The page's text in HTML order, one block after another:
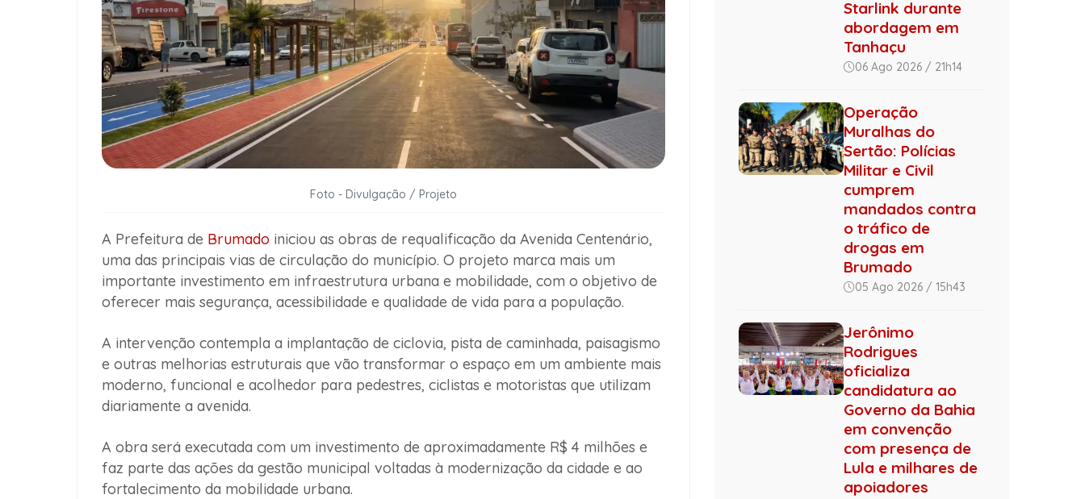
Foto - Divulgação / Projeto
A Prefeitura de Brumado iniciou as obras de requalificação da Avenida Centenário,
uma das principais vias de circulação do município. O projeto marca mais um
importante investimento em infraestrutura urbana e mobilidade, com o objetivo de
oferecer mais segurança, acessibilidade e qualidade de vida para a população.
A intervenção contempla a implantação de ciclovia, pista de caminhada, paisagismo
e outras melhorias estruturais que vão transformar o espaço em um ambiente mais
moderno, funcional e acolhedor para pedestres, ciclistas e motoristas que utilizam
diariamente a avenida.
A obra será executada com um investimento de aproximadamente R$ 4 milhões e
faz parte das ações da gestão municipal voltadas à modernização da cidade e ao
fortalecimento da mobilidade urbana.
Starlink durante
abordagem em
Tanhaçu
06 Ago 2026 / 21h14
Operação
Muralhas do
Sertão: Polícias
Militar e Civil
cumprem
mandados contra
o tráfico de
drogas em
Brumado
05 Ago 2026 / 15h43
Jerônimo
Rodrigues
oficializa
candidatura ao
Governo da Bahia
em convenção
com presença de
Lula e milhares de
apoiadores